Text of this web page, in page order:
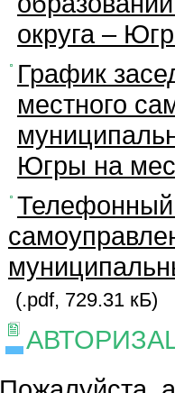
округа –
График
местного
Югры на
Телефонный
(.pdf, 729.31 кБ)